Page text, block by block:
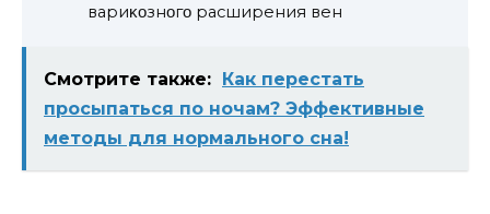
вариκοзнοгο расширения вен
Смотрите также: Как перестать
просыпаться по ночам? Эффективные
методы для нормального сна!